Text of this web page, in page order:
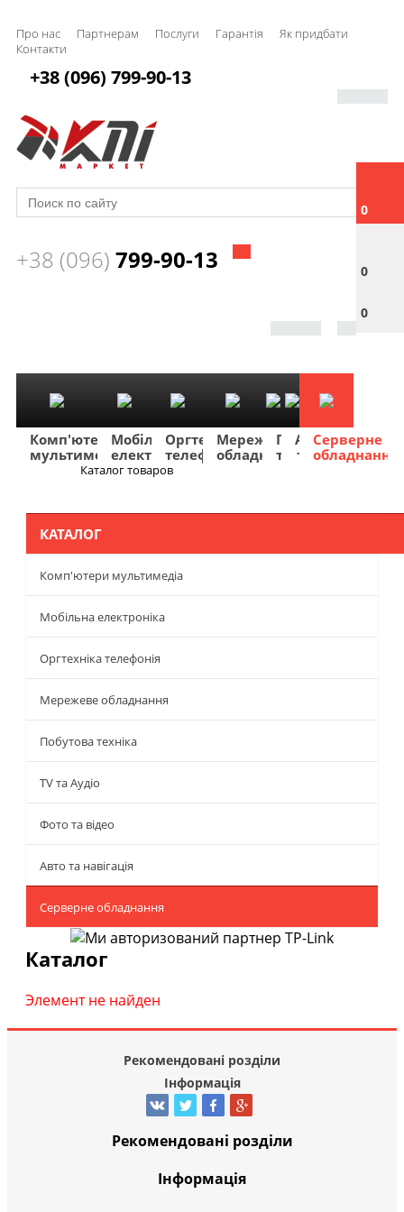
Про нас Партнерам Послуги Гарантія
Як придбати
Контакти
0
0
0
+38 (096) 799-90-13
+38 (096) 799-90-13
Комп'ютери
мультимедіа
Мобільна
електроніка
Оргтехніка
телефонія
Мережеве
обладнання
Побутова
техніка
TV
та
Фото
та
Авто
та
Серверне
обладнання
Каталог товаров
КАТАЛОГ
Комп'ютери мультимедіа
Мобільна електроніка
Оргтехніка телефонія
Мережеве обладнання
Побутова техніка
TV та Аудіо
Фото та відео
Авто та навігація
Серверне обладнання
Каталог
Элемент не найден
Рекомендовані розділи
Інформація
Рекомендовані розділи
Інформація